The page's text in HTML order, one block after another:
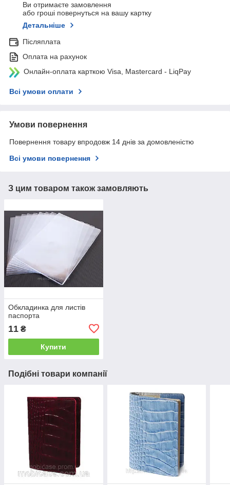
Ви отримаєте замовлення
або гроші повернуться на вашу картку
Детальніше
Післяплата
Оплата на рахунок
Онлайн-оплата карткою Visa, Mastercard - LiqPay
Всі умови оплати
Умови повернення
Повернення товару впродовж 14 днів за домовленістю
Всі умови повернення
З цим товаром також замовляють
Обкладинка для листів
паспорта
11 ₴
Купити
Подібні товари компанії